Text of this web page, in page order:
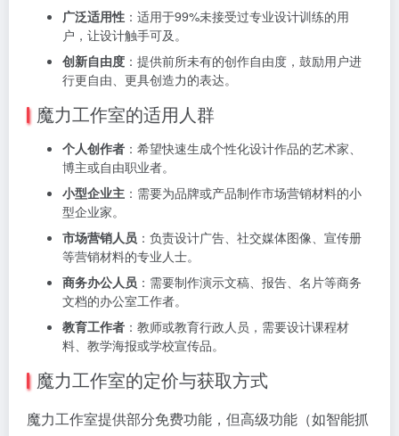
广泛适用性 ：适用于99%未接受过专业设计训练的用
户，让设计触手可及。
创新自由度 ：提供前所未有的创作自由度，鼓励用户进
行更自由、更具创造力的表达。
魔力工作室的适用人群
个人创作者 ：希望快速生成个性化设计作品的艺术家、
博主或自由职业者。
小型企业主 ：需要为品牌或产品制作市场营销材料的小
型企业家。
市场营销人员 ：负责设计广告、社交媒体图像、宣传册
等营销材料的专业人士。
商务办公人员 ：需要制作演示文稿、报告、名片等商务
文档的办公室工作者。
教育工作者 ：教师或教育行政人员，需要设计课程材
料、教学海报或学校宣传品。
魔力工作室的定价与获取方式
魔力工作室提供部分免费功能，但高级功能（如智能抓